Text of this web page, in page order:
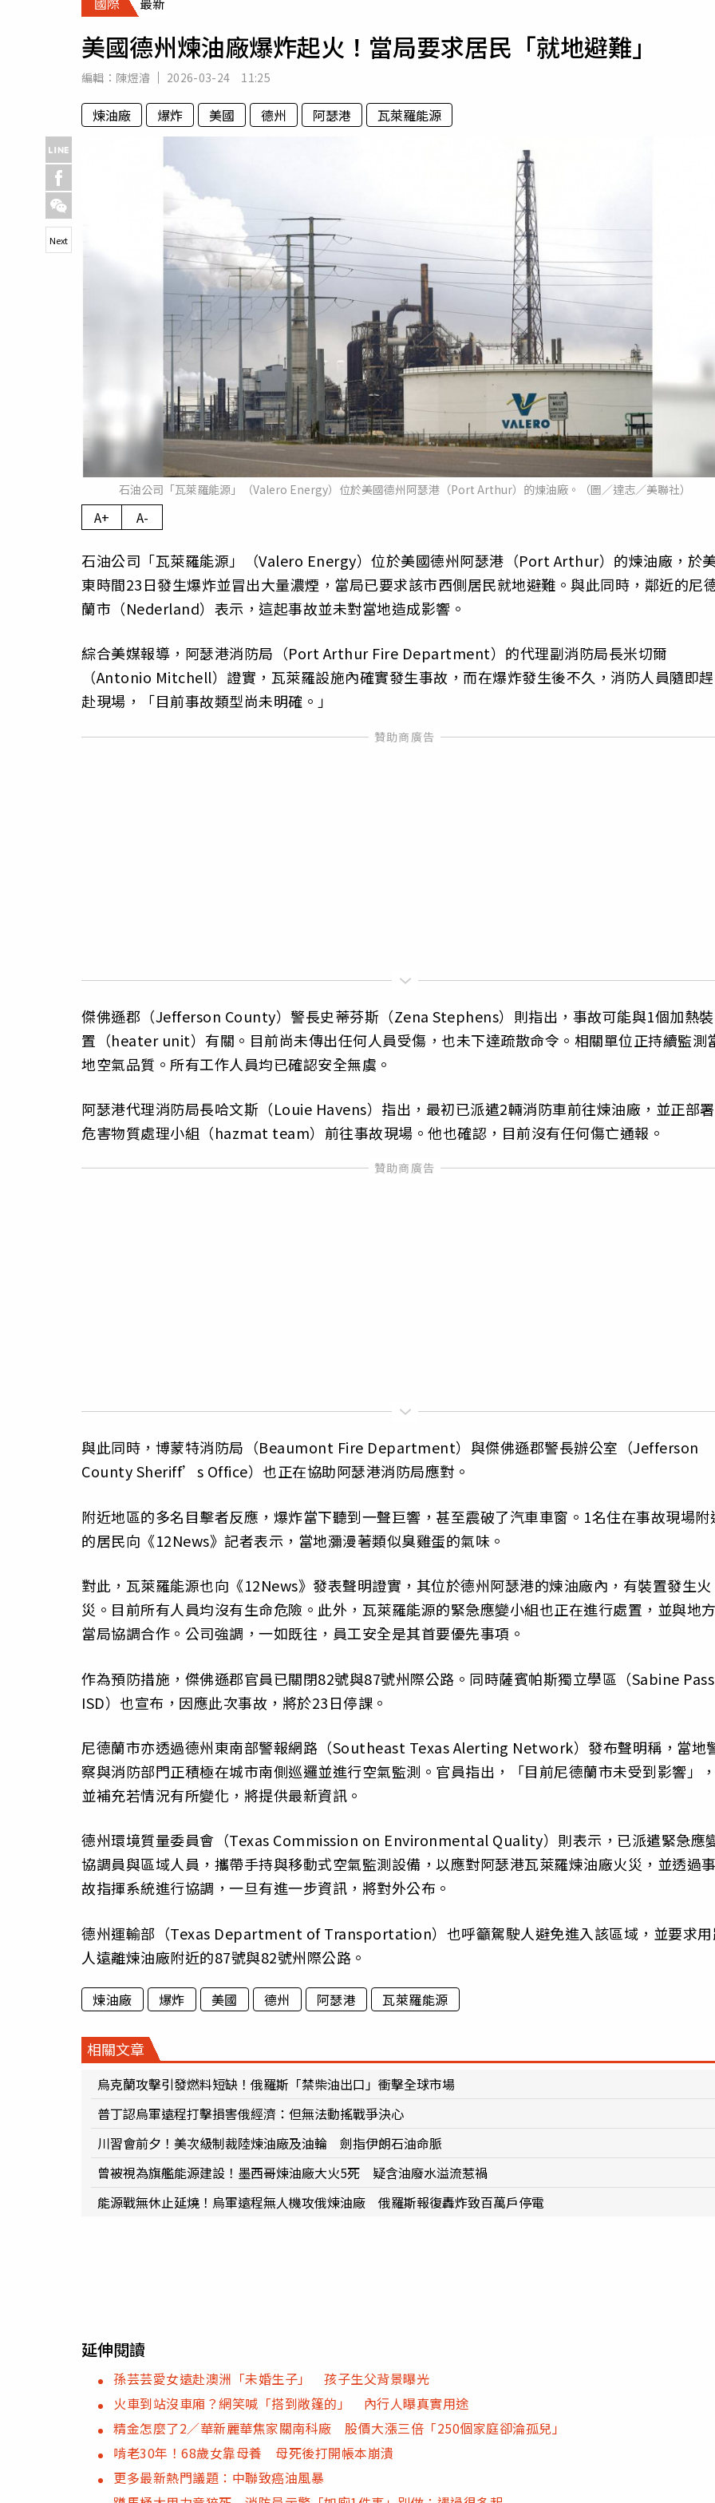
專欄
房產新勢力
運勢
美國德州煉油廠爆炸起火！當局要求居民「就地避難」
編輯： 陳煜濬 2026-03-24 11:25
煉油廠 爆炸 美國 德州 阿瑟港 瓦萊羅能源
石油公司「瓦萊羅能源」（Valero Energy）位於美國德州阿瑟港（Port Arthur）的煉油廠。（圖／達志／美聯社）
Next
A+ A-
石油公司「瓦萊羅能源」（Valero Energy）位於美國德州阿瑟港（Port Arthur）的煉油廠，於
東時間23日發生爆炸並冒出大量濃煙，當局已要求該市西側居民就地避難。與此同時，鄰近的尼
蘭市（Nederland）表示，這起事故並未對當地造成影響。
綜合美媒報導，阿瑟港消防局（Port Arthur Fire Department）的代理副消防局長米切爾
（Antonio Mitchell）證實，瓦萊羅設施內確實發生事故，而在爆炸發生後不久，消防人員隨即趕
赴現場，「目前事故類型尚未明確。」
傑佛遜郡（Jefferson County）警長史蒂芬斯（Zena Stephens）則指出，事故可能與1個加熱裝
置（heater unit）有關。目前尚未傳出任何人員受傷，也未下達疏散命令。相關單位正持續監測
地空氣品質。所有工作人員均已確認安全無虞。
阿瑟港代理消防局長哈文斯（Louie Havens）指出，最初已派遣2輛消防車前往煉油廠，並正部署
危害物質處理小組（hazmat team）前往事故現場。他也確認，目前沒有任何傷亡通報。
與此同時，博蒙特消防局（Beaumont Fire Department）與傑佛遜郡警長辦公室（Jefferson
County Sheriff’s Office）也正在協助阿瑟港消防局應對。
附近地區的多名目擊者反應，爆炸當下聽到一聲巨響，甚至震破了汽車車窗。1名住在事故現場附
的居民向《12News》記者表示，當地瀰漫著類似臭雞蛋的氣味。
對此，瓦萊羅能源也向《12News》發表聲明證實，其位於德州阿瑟港的煉油廠內，有裝置發生火
災。目前所有人員均沒有生命危險。此外，瓦萊羅能源的緊急應變小組也正在進行處置，並與地
當局協調合作。公司強調，一如既往，員工安全是其首要優先事項。
作為預防措施，傑佛遜郡官員已關閉82號與87號州際公路。同時薩賓帕斯獨立學區（Sabine Pass
ISD）也宣布，因應此次事故，將於23日停課。
尼德蘭市亦透過德州東南部警報網路（Southeast Texas Alerting Network）發布聲明稱，當地
察與消防部門正積極在城市南側巡邏並進行空氣監測。官員指出，「目前尼德蘭市未受到影響」
並補充若情況有所變化，將提供最新資訊。
德州環境質量委員會（Texas Commission on Environmental Quality）則表示，已派遣緊急應
協調員與區域人員，攜帶手持與移動式空氣監測設備，以應對阿瑟港瓦萊羅煉油廠火災，並透過
故指揮系統進行協調，一旦有進一步資訊，將對外公布。
德州運輸部（Texas Department of Transportation）也呼籲駕駛人避免進入該區域，並要求
人遠離煉油廠附近的87號與82號州際公路。
煉油廠 爆炸 美國 德州 阿瑟港 瓦萊羅能源
相關文章
烏克蘭攻擊引發燃料短缺！俄羅斯「禁柴油出口」衝擊全球市場
普丁認烏軍遠程打擊損害俄經濟：但無法動搖戰爭決心
川習會前夕！美次級制裁陸煉油廠及油輪 劍指伊朗石油命脈
曾被視為旗艦能源建設！墨西哥煉油廠大火5死 疑含油廢水溢流惹禍
能源戰無休止延燒！烏軍遠程無人機攻俄煉油廠 俄羅斯報復轟炸致百萬戶停電
延伸閱讀
孫芸芸愛女遠赴澳洲「未婚生子」 孩子生父背景曝光
火車到站沒車廂？網笑喊「搭到敞篷的」 內行人曝真實用途
精金怎麼了2／華新麗華焦家關南科廠 股價大漲三倍「250個家庭卻淪孤兒」
啃老30年！68歲女靠母養 母死後打開帳本崩潰
更多最新熱門議題：中聯致癌油風暴